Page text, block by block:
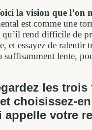
la vision que l’on
est comme une
rend difficile de
et essayez de ralentir
suffisamment lente,
les
et choisissez-
appelle votre